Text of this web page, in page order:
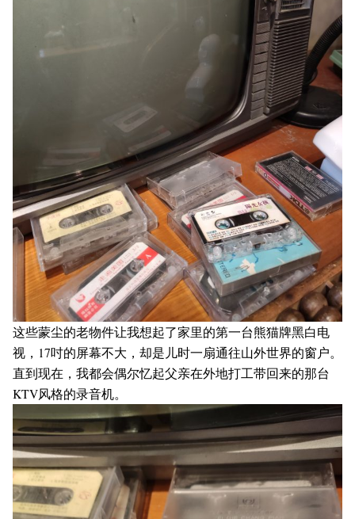
这些蒙尘的老物件让我想起了家里的第一台熊猫牌黑白电
视，17吋的屏幕不大，却是儿时一扇通往山外世界的窗户。
直到现在，我都会偶尔忆起父亲在外地打工带回来的那台
KTV风格的录音机。